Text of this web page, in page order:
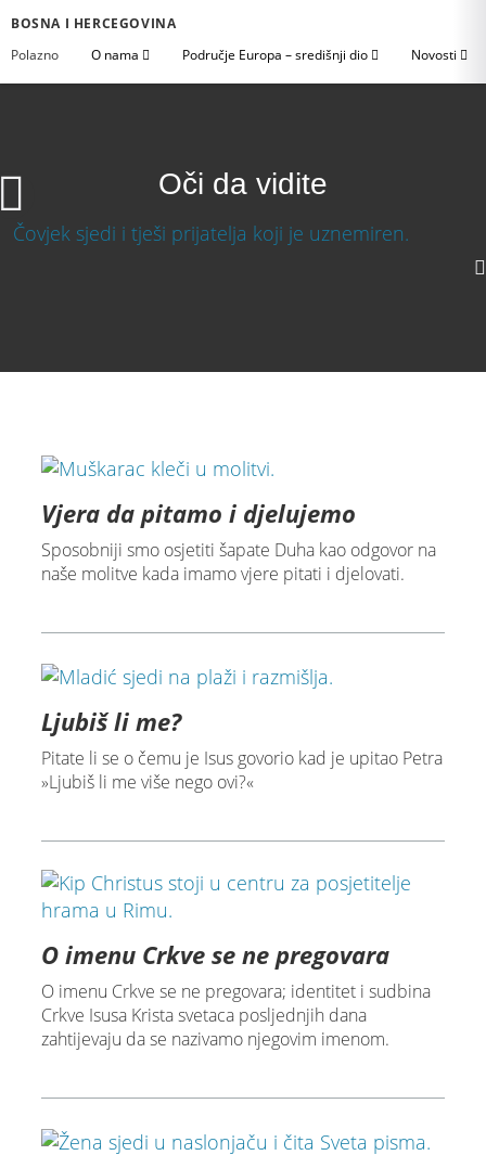
BOSNA I HERCEGOVINA
Polazno
O nama Područje Europa – središnji dio Novosti
Oči da vidite
Vjera da pitamo i djelujemo
Sposobniji smo osjetiti šapate Duha kao odgovor na
naše molitve kada imamo vjere pitati i djelovati.
Ljubiš li me?
Pitate li se o čemu je Isus govorio kad je upitao Petra
»Ljubiš li me više nego ovi?«
O imenu Crkve se ne pregovara
O imenu Crkve se ne pregovara; identitet i sudbina
Crkve Isusa Krista svetaca posljednjih dana
zahtijevaju da se nazivamo njegovim imenom.